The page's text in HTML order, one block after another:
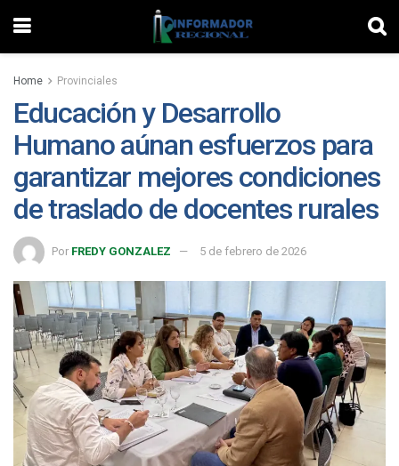
Home Provinciales
Educación y Desarrollo
Humano aúnan esfuerzos para
garantizar mejores condiciones
de traslado de docentes rurales
Por FREDY GONZALEZ 5 de febrero de 2026